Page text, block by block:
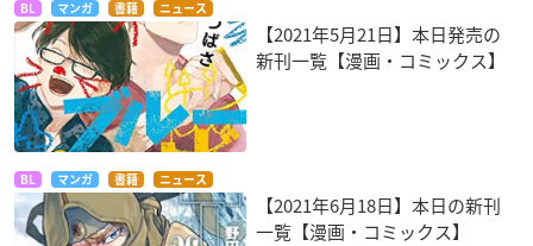
BL マンガ 書籍 ニュース
【2021年5月21日】本日発売の
新刊一覧【漫画・コミックス】
BL マンガ 書籍 ニュース
【2021年6月18日】本日の新刊
一覧【漫画・コミックス】